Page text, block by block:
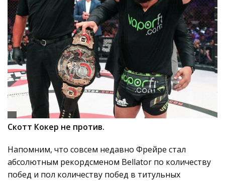
Скотт Кокер не против.
Напомним, что совсем недавно Фрейре стал
абсолютным рекордсменом Bellator по количеству
побед и пол количеству побед в титульных